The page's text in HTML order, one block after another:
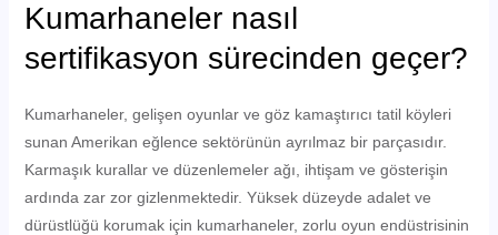
Kumarhaneler nasıl
sertifikasyon sürecinden geçer?
Kumarhaneler, gelişen oyunlar ve göz kamaştırıcı tatil köyleri
sunan Amerikan eğlence sektörünün ayrılmaz bir parçasıdır.
Karmaşık kurallar ve düzenlemeler ağı, ihtişam ve gösterişin
ardında zar zor gizlenmektedir. Yüksek düzeyde adalet ve
dürüstlüğü korumak için kumarhaneler, zorlu oyun endüstrisinin